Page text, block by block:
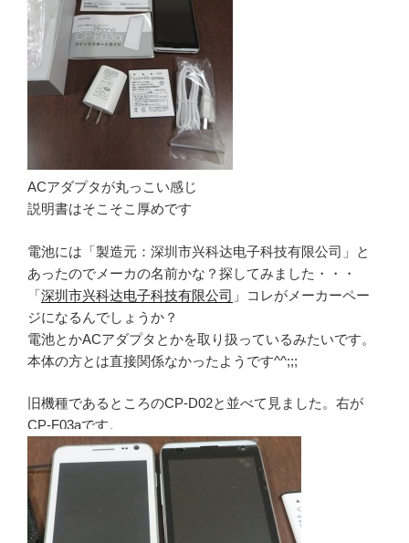
ACアダプタが丸っこい感じ
説明書はそこそこ厚めです
電池には「製造元：深圳市兴科达电子科技有限公司」と
あったのでメーカの名前かな？探してみました・・・
「深圳市兴科达电子科技有限公司 」コレがメーカーペー
ジになるんでしょうか？
電池とかACアダプタとかを取り扱っているみたいです。
本体の方とは直接関係なかったようです^^;;;
旧機種であるところのCP-D02と並べて見ました。右が
CP-F03aです。